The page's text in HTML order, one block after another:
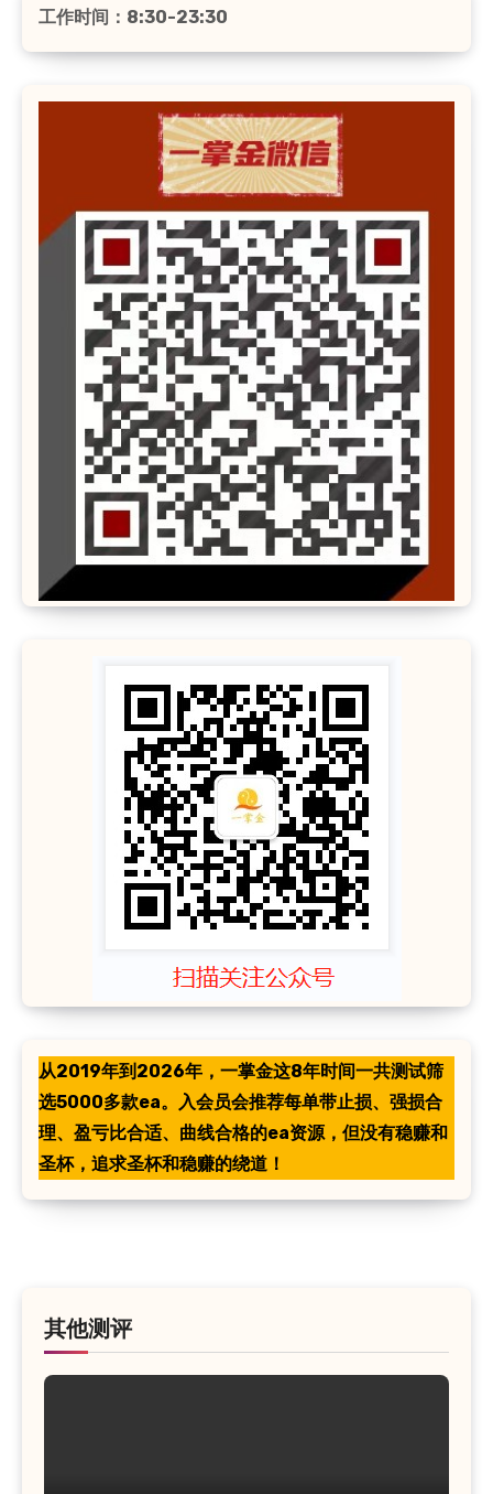
工作时间：8:30-23:30
从2019年到2026年，一掌金这8年时间一共测试筛
选5000多款ea。入会员会推荐每单带止损、强损合
理、盈亏比合适、曲线合格的ea资源，但没有稳赚和
圣杯，追求圣杯和稳赚的绕道！
其他测评